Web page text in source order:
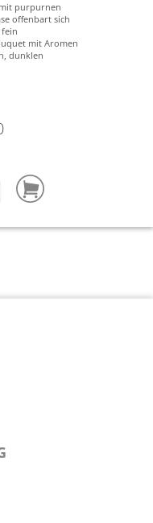
purpurnen
offenbart sich
mit Aromen
dunklen